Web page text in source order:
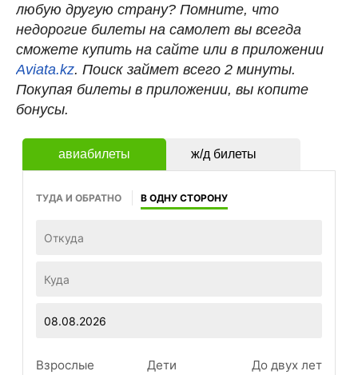
любую другую страну? Помните, что
недорогие билеты на самолет вы всегда
сможете купить на сайте или в приложении
Aviata.kz. Поиск займет всего 2 минуты.
Покупая билеты в приложении, вы копите
бонусы.